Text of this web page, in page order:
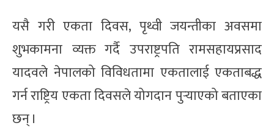
यसै गरी एकता दिवस, पृथ्वी जयन्तीका अवसमा
शुभकामना व्यक्त गर्दै उपराष्ट्रपति रामसहायप्रसाद
यादवले नेपालको विविधतामा एकतालाई एकताबद्ध
गर्न राष्ट्रिय एकता दिवसले योगदान पुर्‍याएको बताएका
छन् ।